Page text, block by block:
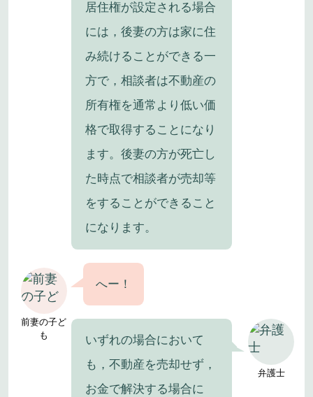
居住権が設定される場合
には，後妻の方は家に住
み続けることができる一
方で，相談者は不動産の
所有権を通常より低い価
格で取得することになり
ます。後妻の方が死亡し
た時点で相談者が売却等
をすることができること
になります。
前妻の子ど
も
へー！
弁護士
いずれの場合において
も，不動産を売却せず，
お金で解決する場合に